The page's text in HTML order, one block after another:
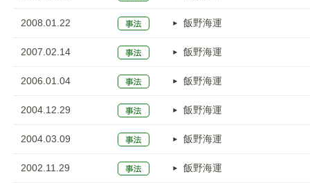
2008.01.22 飯野海運
2007.02.14 飯野海運
2006.01.04 飯野海運
2004.12.29 飯野海運
2004.03.09 飯野海運
2002.11.29 飯野海運